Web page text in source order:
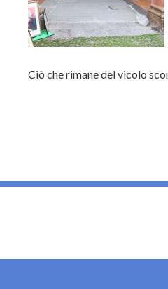
Ciò che rimane del vicolo